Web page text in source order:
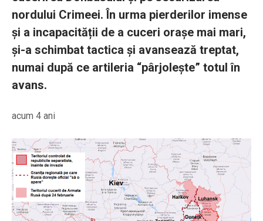
nordului Crimeei. În urma pierderilor imense
și a incapacității de a cuceri orașe mai mari,
și-a schimbat tactica și avansează treptat,
numai după ce artileria “pârjolește” totul în
avans.
acum 4 ani